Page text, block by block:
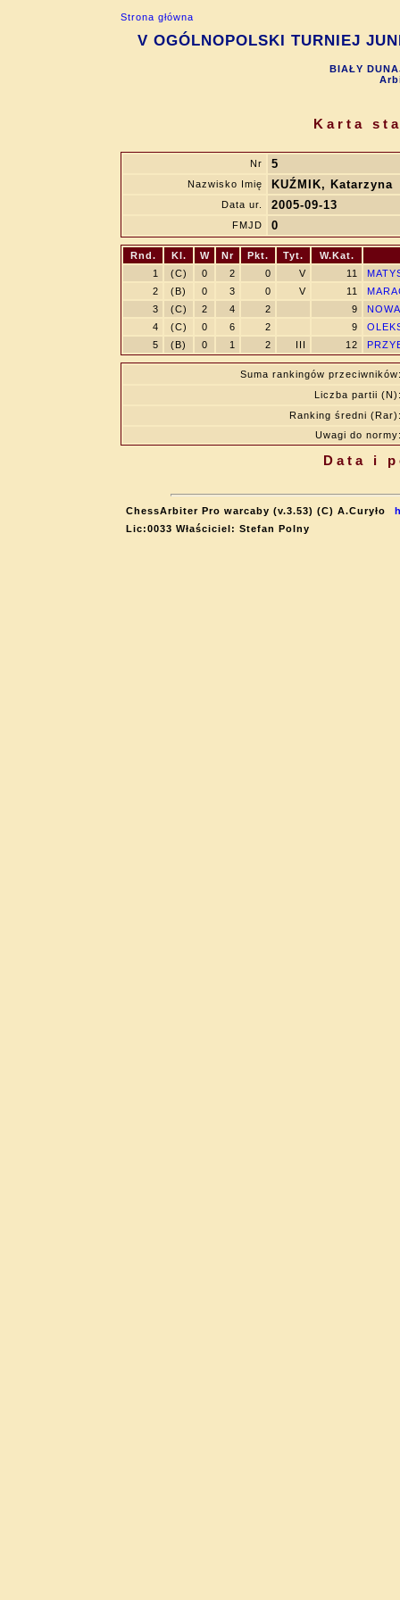
Strona główna
V OGÓLNOPOLSKI TURNIEJ
BIAŁY
Karta
Nr 5
Nazwisko Imię KUŹMIK, Katarzyna
Data ur. 2005-09-13
FMJD 0
Rnd. Kl. W Nr Pkt. Tyt.
W.Kat.
1
(C) 0 2 0 V 11
2
(B) 0 3 0 V 11
3
(C) 2 4 2 9
4
(C) 0 6 2 9
5
(B) 0 1 2 III 12
Suma rankingów
Liczba partii
Ranking średni
Uwagi do
Data i
ChessArbiter Pro warcaby (v.3.53) (C) A.Curyło
Lic:0033 Właściciel: Stefan Polny